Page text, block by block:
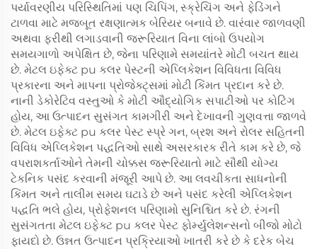
પર્યાવરણીય પરિસ્થિતિમાં પણ ચિપિંગ, સ્ક્રેચિંગ અને ફેડિંગને
ટાળવા માટે મજબૂત રક્ષણાત્મક બેરિયર બનાવે છે. વારંવાર જાળવણી
અથવા ફરીથી લગાડવાની જરૂરિયાત વિના લાંબો ઉપયોગ
સમયગાળો અપેક્ષિત છે, જેના પરિણામે સમયાંતરે મોટી બચત થાય
છે. મેટલ ઇફેક્ટ pu કલર પેસ્ટની એપ્લિકેશન વિવિધતા વિવિધ
પ્રકારના અને માપના પ્રોજેક્ટ્સમાં મોટી કિંમત પ્રદાન કરે છે.
નાની ડેકોરેટિવ વસ્તુઓ કે મોટી ઔદ્યોગિક સપાટીઓ પર કોટિંગ
હોય, આ ઉત્પાદન સુસંગત કામગીરી અને દેખાવની ગુણવત્તા જાળવે
છે. મેટલ ઇફેક્ટ pu કલર પેસ્ટ સ્પ્રે ગન, બ્રશ અને રોલર સહિતની
વિવિધ એપ્લિકેશન પદ્ધતિઓ સાથે અસરકારક રીતે કામ કરે છે, જે
વપરાશકર્તાઓને તેમની ચોક્કસ જરૂરિયાતો માટે સૌથી યોગ્ય
ટેકનિક પસંદ કરવાની મંજૂરી આપે છે. આ લવચીકતા સાધનોની
કિંમત અને તાલીમ સમય ઘટાડે છે અને પસંદ કરેલી એપ્લિકેશન
પદ્ધતિ ભલે હોય, પ્રોફેશનલ પરિણામો સુનિશ્ચિત કરે છે. રંગની
સુસંગતતા મેટલ ઇફેક્ટ pu કલર પેસ્ટ ફોર્મ્યુલેશન્સનો બીજો મોટો
ફાયદો છે. ઉન્નત ઉત્પાદન પ્રક્રિયાઓ ખાતરી કરે છે કે દરેક બેચ